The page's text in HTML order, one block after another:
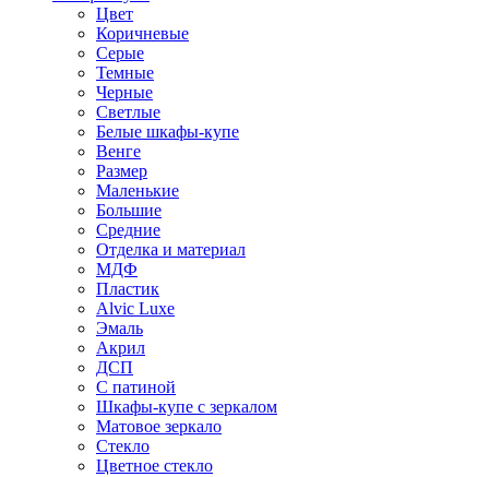
Цвет
Коричневые
Серые
Темные
Черные
Светлые
Белые шкафы-купе
Венге
Размер
Маленькие
Большие
Средние
Отделка и материал
МДФ
Пластик
Alvic Luxe
Эмаль
Акрил
ДСП
С патиной
Шкафы-купе с зеркалом
Матовое зеркало
Стекло
Цветное стекло